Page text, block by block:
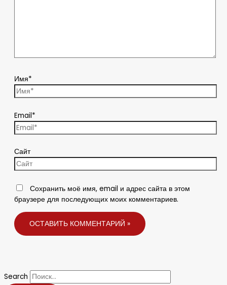
Имя*
Email*
Сайт
Сохранить моё имя, email и адрес сайта в этом
браузере для последующих моих комментариев.
Search